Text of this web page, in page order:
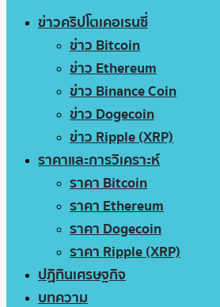
ข่าวคริปโตเคอเรนซี่
ข่าว Bitcoin
ข่าว Ethereum
ข่าว Binance Coin
ข่าว Dogecoin
ข่าว Ripple (XRP)
ราคาและการวิเคราะห์
ราคา Bitcoin
ราคา Ethereum
ราคา Dogecoin
ราคา Ripple (XRP)
ปฏิทินเศรษฐกิจ
บทความ